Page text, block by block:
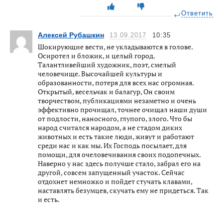
Ответить
Алексей Рубашкин 13.09.2017 10:35
Шокирующие вести, не укладываются в голове.
Осиротел и бложик, и целый город.
Талантливейший художник, поэт, смелый
человечище. Высочайшей культуры и
образованности, потеря для всех нас огромная.
Открытый, весельчак и балагур, Он своим
творчеством, публикациями незаметно и очень
эффективно прочищал, точнее очищал наши души
от подлости, наносного, глупого, злого. Что бы
народ считался народом, а не стадом диких
животных и есть такие люди, живут и работают
среди нас и как мы. Их Господь посылает, для
помощи, для очеловечивания своих подопечных.
Наверно у нас здесь получше стало, забрал его на
другой, совсем запущенный участок. Сейчас
отдохнет немножко и пойдет стучать клавами,
наставлять безумцев, скучать ему не придеться. Так
и есть.